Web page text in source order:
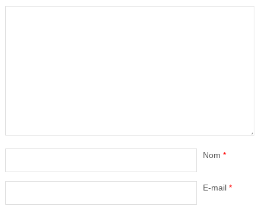
Nom *
E-mail *